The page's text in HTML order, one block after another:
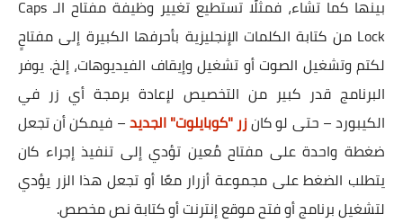
بينها كما تشاء، فمثلًا تستطيع تغيير وظيفة مفتاح الـ Caps
Lock من كتابة الكلمات الإنجليزية بأحرفها الكبيرة إلى مفتاحٍ
لكتم وتشغيل الصوت أو تشغيل وإيقاف الفيديوهات، إلخ. يوفر
البرنامج قدر كبير من التخصيص لإعادة برمجة أي زر في
الكيبورد – حتى لو كانزر "كوبايلوت" الجديد– فيمكن أن تجعل
ضغطة واحدة على مفتاح مُعين تؤدي إلى تنفيذ إجراء كان
يتطلب الضغط على مجموعة أزرار معًا أو تجعل هذا الزر يؤدي
لتشغيل برنامج أو فتح موقع إنترنت أو كتابة نص مخصص.